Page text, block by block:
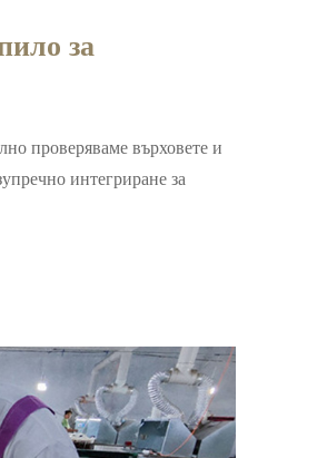
за
проверяваме върховете и
интегриране за